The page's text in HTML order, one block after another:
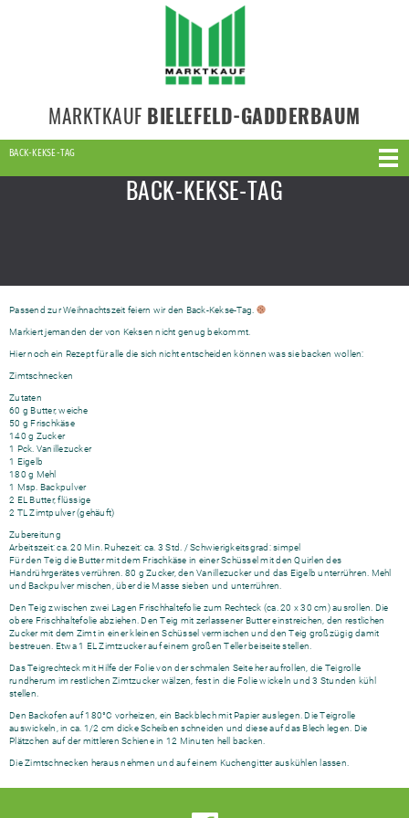
MARKTKAUF BIELEFELD-GADDERBAUM
BACK-KEKSE-TAG
BACK-KEKSE-TAG
Passend zur Weihnachtszeit feiern wir den Back-Kekse-Tag.
Markiert jemanden der von Keksen nicht genug bekommt.
Hier noch ein Rezept für alle die sich nicht entscheiden können was sie backen wollen:
Zimtschnecken
Zutaten
60 g Butter, weiche
50 g Frischkäse
140 g Zucker
1 Pck. Vanillezucker
1 Eigelb
180 g Mehl
1 Msp. Backpulver
2 EL Butter, flüssige
2 TL Zimtpulver (gehäuft)
Zubereitung
Arbeitszeit: ca. 20 Min. Ruhezeit: ca. 3 Std. / Schwierigkeitsgrad: simpel
Für den Teig die Butter mit dem Frischkäse in einer Schüssel mit den Quirlen des
Handrührgerätes verrühren. 80 g Zucker, den Vanillezucker und das Eigelb unterrühren. Mehl
und Backpulver mischen, über die Masse sieben und unterrühren.
Den Teig zwischen zwei Lagen Frischhaltefolie zum Rechteck (ca. 20 x 30 cm) ausrollen. Die
obere Frischhaltefolie abziehen. Den Teig mit zerlassener Butter einstreichen, den restlichen
Zucker mit dem Zimt in einer kleinen Schüssel vermischen und den Teig großzügig damit
bestreuen. Etwa 1 EL Zimtzucker auf einem großen Teller beiseite stellen.
Das Teigrechteck mit Hilfe der Folie von der schmalen Seite her aufrollen, die Teigrolle
rundherum im restlichen Zimtzucker wälzen, fest in die Folie wickeln und 3 Stunden kühl
stellen.
Den Backofen auf 180°C vorheizen, ein Backblech mit Papier auslegen. Die Teigrolle
auswickeln, in ca. 1/2 cm dicke Scheiben schneiden und diese auf das Blech legen. Die
Plätzchen auf der mittleren Schiene in 12 Minuten hell backen.
Die Zimtschnecken heraus nehmen und auf einem Kuchengitter auskühlen lassen.